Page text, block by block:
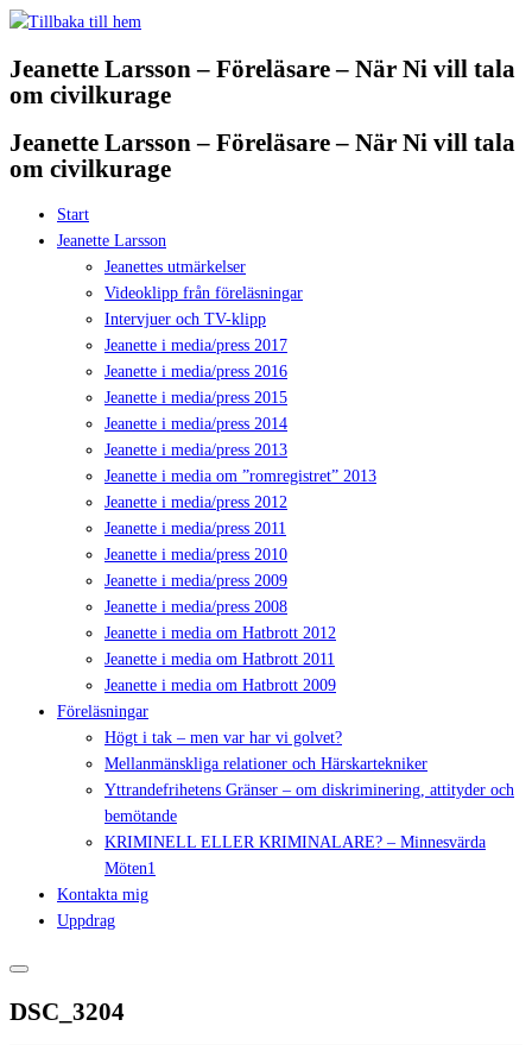
Hoppa
innehåll
Jeanette Larsson – Föreläsare – När Ni vill tala
om civilkurage
Jeanette Larsson – Föreläsare – När Ni vill tala
om civilkurage
Start
Jeanette Larsson
Jeanettes utmärkelser
Videoklipp från föreläsningar
Intervjuer och TV-klipp
Jeanette i media/press 2017
Jeanette i media/press 2016
Jeanette i media/press 2015
Jeanette i media/press 2014
Jeanette i media/press 2013
Jeanette i media om ”romregistret” 2013
Jeanette i media/press 2012
Jeanette i media/press 2011
Jeanette i media/press 2010
Jeanette i media/press 2009
Jeanette i media/press 2008
Jeanette i media om Hatbrott 2012
Jeanette i media om Hatbrott 2011
Jeanette i media om Hatbrott 2009
Föreläsningar
Högt i tak – men var har vi golvet?
Mellanmänskliga relationer och Härskartekniker
Yttrandefrihetens Gränser – om diskriminering, attityder och
bemötande
KRIMINELL ELLER KRIMINALARE? – Minnesvärda
Möten1
Kontakta mig
Uppdrag
DSC_3204